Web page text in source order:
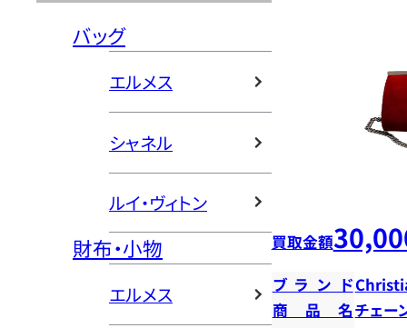
バッグ
エルメス
シャネル
ルイ・ヴィトン
財布・小物
エルメス
買取金額
ブランド
商品名チェー